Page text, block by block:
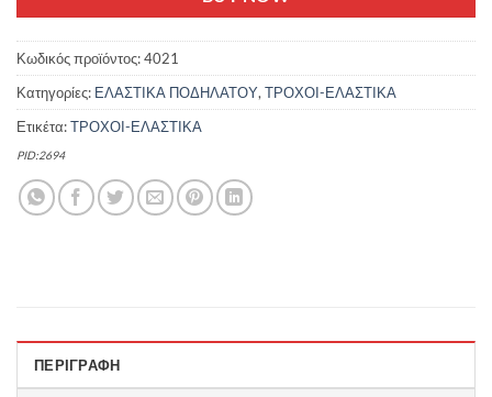
Κωδικός προϊόντος:4021
Κατηγορίες: ΕΛΑΣΤΙΚΑ ΠΟΔΗΛΑΤΟΥ, ΤΡΟΧΟΙ-ΕΛΑΣΤΙΚΑ
Ετικέτα:ΤΡΟΧΟΙ-ΕΛΑΣΤΙΚΑ
PID:2694
ΠΕΡΙΓΡΑΦΉ